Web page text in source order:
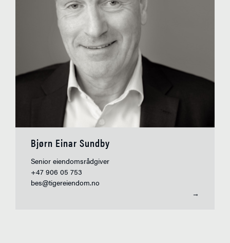
Bjørn Einar Sundby
Senior eiendomsrådgiver
+47 906 05 753
bes@tigereiendom.no
→